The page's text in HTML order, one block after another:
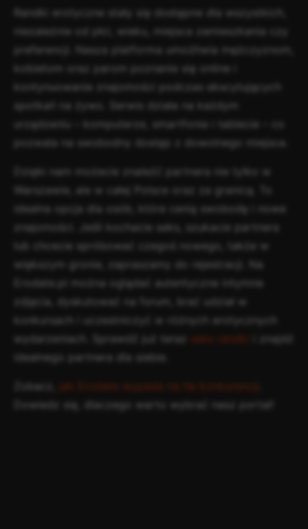
Randki erotyczne stały się dostępne dla wszystkich,
niezależnie od płci, wieku, miejsca zamieszkania czy
preferencji. Nasza platforma umożliwia mężczyznom,
kobietom oraz parom poznanie się online i
kontynuowanie znajomości podczas ekscytujących
spotkań na żywo. Serwis działa na każdym
urządzeniu – komputerze, smartfonie i tablecie – co
pozwala na swobodny dostęp z dowolnego miejsca.
Dzięki nam możecie znaleźć partnera nie tylko w
Warszawie, ale w całej Polsce oraz za granicą. To
idealna opcja dla osób, które cenią swobodę i nowe
znajomości. Jeśli kochacie seks, szukacie partnera
lub chcecie spróbować czegoś nowego, także w
większym gronie, zapraszamy do rejestracji. Na
Erodate.pl można oglądać autentyczne intymne
zdjęcia, dyskutować na forum, brać udział w
konkursach i uczestniczyć w różnych erotycznych
wydarzeniach. Sprawdź już teraz
seks randki
i znajdź
idealnego partnera dla siebie.
Zobacz, jak Erodate wypada na tle konkurencji
Dowiedz się, dlaczego warto wybrać nasz portal!